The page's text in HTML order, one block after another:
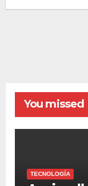
You missed
TECNOLOGÍA